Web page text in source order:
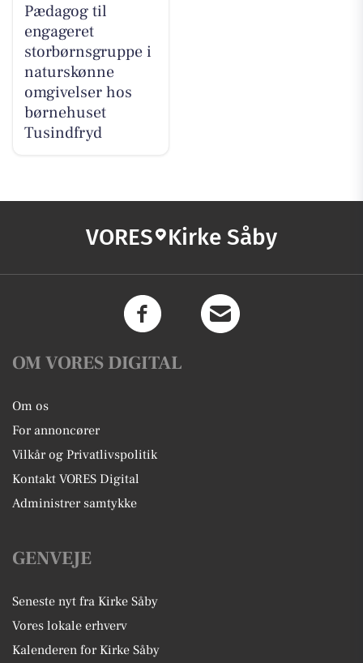
Pædagog til
engageret
storbørnsgruppe i
naturskønne
omgivelser hos
børnehuset
Tusindfryd
VORES Kirke Såby
OM VORES DIGITAL
Om os
For annoncører
Vilkår og Privatlivspolitik
Kontakt VORES Digital
Administrer samtykke
GENVEJE
Seneste nyt fra Kirke Såby
Vores lokale erhverv
Kalenderen for Kirke Såby